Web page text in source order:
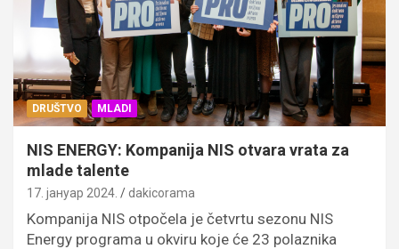
DRUŠTVO MLADI
NIS ENERGY: Kompanija NIS otvara vrata za
mlade talente
17. јануар 2024. dakicorama
Kompanija NIS otpočela je četvrtu sezonu NIS
Energy programa u okviru koje će 23 polaznika